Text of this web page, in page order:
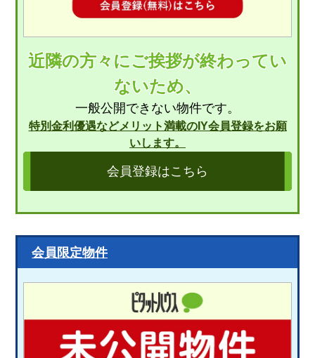
近隣の方々にご挨拶が終わってい
ないため、
一般公開できない物件です。
特別金利優遇などメリット満載のIY会員登録をお願
いします。
会員登録はこちら
会員限定物件